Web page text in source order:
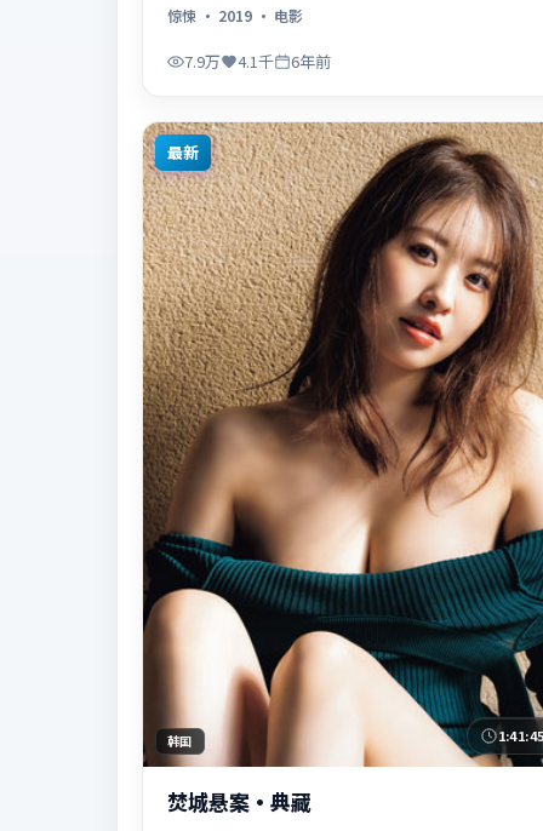
惊悚 · 2019 · 电影
7.9万 4.1千 6年前
最新
韩国
焚城悬案·典藏